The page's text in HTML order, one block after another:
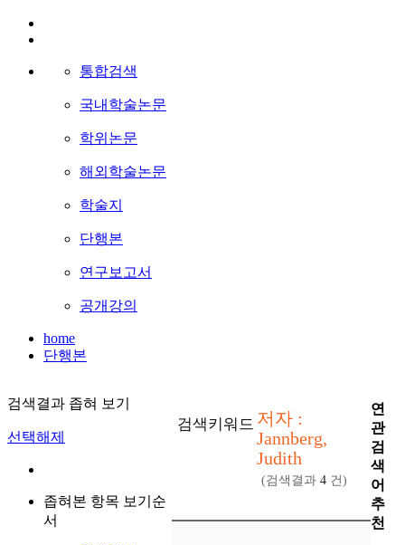
통합검색
국내학술논문
학위논문
해외학술논문
학술지
단행본
연구보고서
공개강의
home
단행본
검색결과 좁혀 보기
선택해제
좁혀본 항목 보기순
서
검색키워드 저자 :
Jannberg,
Judith
(검색결과 4 건)
연
관
검
색
어
추
천